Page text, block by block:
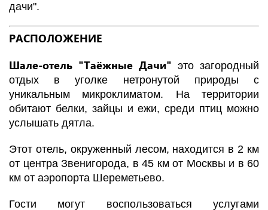
дачи".
РАСПОЛОЖЕНИЕ
Шале-отель "Таёжные Дачи" это загородный
отдых в уголке нетронутой природы с
уникальным микроклиматом. На территории
обитают белки, зайцы и ежи, среди птиц можно
услышать дятла.
Этот отель, окруженный лесом, находится в 2 км
от центра Звенигорода, в 45 км от Москвы и в 60
км от аэропорта Шереметьево.
Гости могут воспользоваться услугами